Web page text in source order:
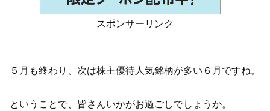
スポンサーリンク
５月も終わり、次は株主優待人気銘柄が多い６月ですね。
ということで、皆さんいかがお過ごしでしょうか。